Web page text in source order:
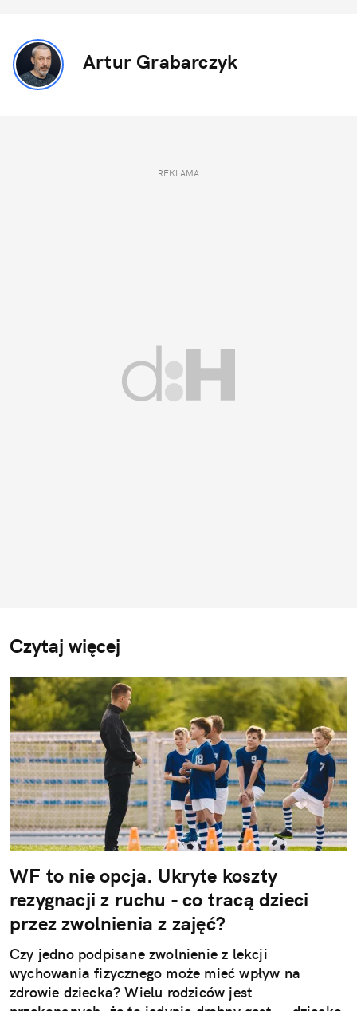
Artur Grabarczyk
REKLAMA
Czytaj więcej
WF to nie opcja. Ukryte koszty
rezygnacji z ruchu - co tracą dzieci
przez zwolnienia z zajęć?
Czy jedno podpisane zwolnienie z lekcji
wychowania fizycznego może mieć wpływ na
zdrowie dziecka? Wielu rodziców jest